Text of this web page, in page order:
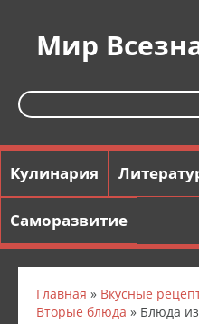
Мир
Кулинария
Саморазвитие
Главная » Вкусные
Вторые блюда » Блюда